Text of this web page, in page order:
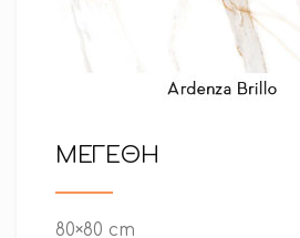
ΜΕΓΕΘΗ
80×80 cm